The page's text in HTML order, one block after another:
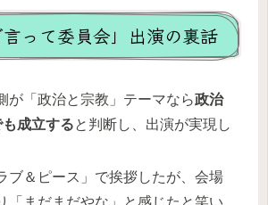
言って委員会」出演の裏話
が「政治と宗教」テーマなら政治
成立すると判断し、出演が実現し
ブ＆ピース」で挨拶したが、会場
「まだまだやな」と感じたと笑い